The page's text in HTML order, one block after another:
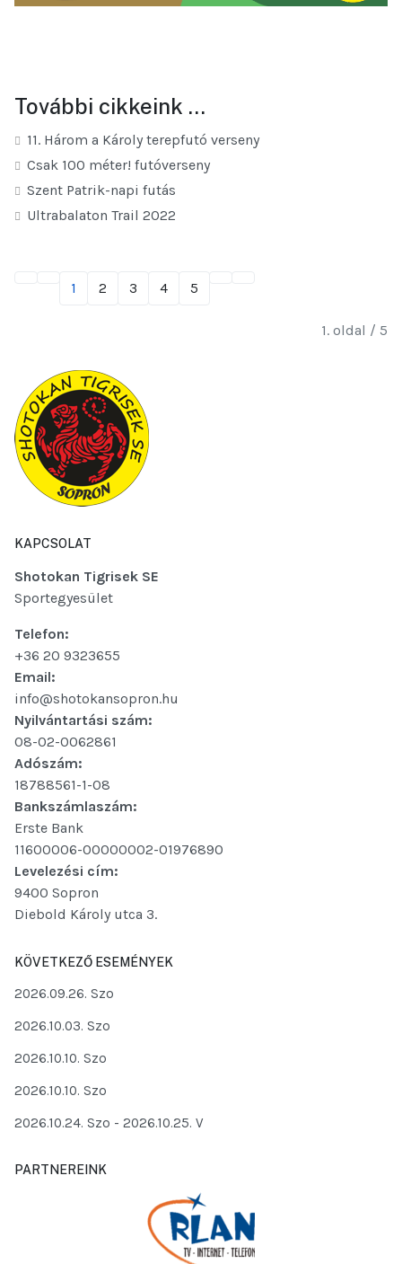
További cikkeink …
11. Három a Károly terepfutó verseny
Csak 100 méter! futóverseny
Szent Patrik-napi futás
Ultrabalaton Trail 2022
1 2 3 4 5
1. oldal / 5
KAPCSOLAT
Shotokan Tigrisek SE
Sportegyesület
Telefon:
+36 20 9323655
Email:
info@shotokansopron.hu
Nyilvántartási szám:
08-02-0062861
Adószám:
18788561-1-08
Bankszámlaszám:
Erste Bank
11600006-00000002-01976890
Levelezési cím:
9400 Sopron
Diebold Károly utca 3.
KÖVETKEZŐ ESEMÉNYEK
2026.09.26. Szo
2026.10.03. Szo
2026.10.10. Szo
2026.10.10. Szo
2026.10.24. Szo - 2026.10.25. V
PARTNEREINK